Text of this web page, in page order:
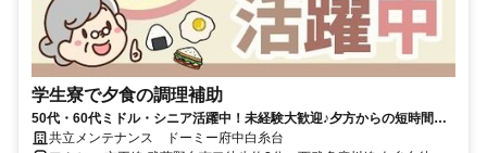
学生寮で夕食の調理補助
50代・60代ミドル・シニア活躍中！未経験大歓迎♪夕方からの短時間だ
け◎家事の延長線上でOK
共立メンテナンス ドーミー府中白糸台